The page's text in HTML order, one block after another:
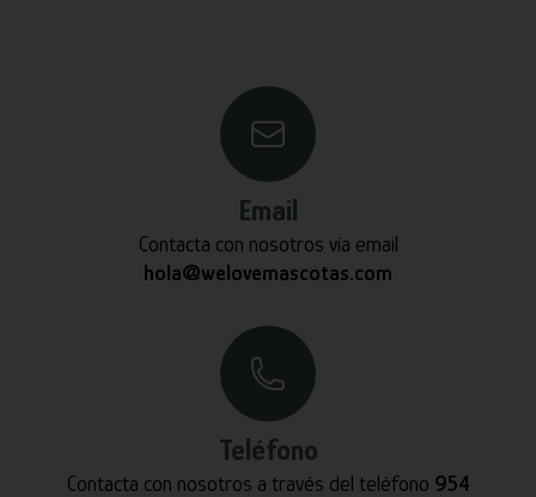
Email
Contacta con nosotros vía email
hola@welovemascotas.com
Teléfono
Contacta con nosotros a través del teléfono 954